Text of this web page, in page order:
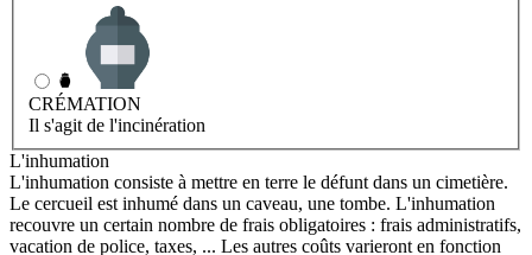
CRÉMATION
Il s'agit de l'incinération
L'inhumation
L'inhumation consiste à mettre en terre le défunt dans un cimetière.
Le cercueil est inhumé dans un caveau, une tombe. L'inhumation
recouvre un certain nombre de frais obligatoires : frais administratifs,
vacation de police, taxes, ... Les autres coûts varieront en fonction